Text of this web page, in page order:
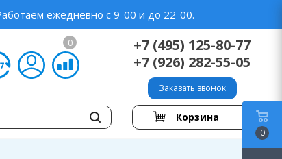
ежедневно с 9-00 и до 22-00.
0
+7 (495) 125-80-77
+7 (926) 282-55-05
Заказать звонок
Корзина
0